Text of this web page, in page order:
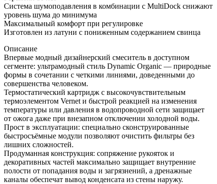
Система шумоподавления в комбинации с MultiDock снижают
уровень шума до минимума
Максимальный комфорт при регулировке
Изготовлен из латуни с пониженным содержанием свинца
Описание
Впервые модный дизайнерский смеситель в доступном
сегменте: ультрамодный стиль Dynamic Organic — природные
формы в сочетании с четкими линиями, доведенными до
совершенства человеком.
Термостатический картридж с высокочувствительным
термоэлементом Vernet и быстрой реакцией на изменения
температуры или давления в водопроводной сети защищает
от ожога даже при внезапном отключении холодной воды.
Прост в эксплуатации: специально сконструированные
быстросъёмные модули позволяют очистить фильтры без
лишних сложностей.
Продуманная конструкция: сопряжение рукояток и
декоративных частей максимально защищает внутренние
полости от попадания воды и загрязнений, а дренажные
каналы обеспечат вывод конденсата из стены наружу.